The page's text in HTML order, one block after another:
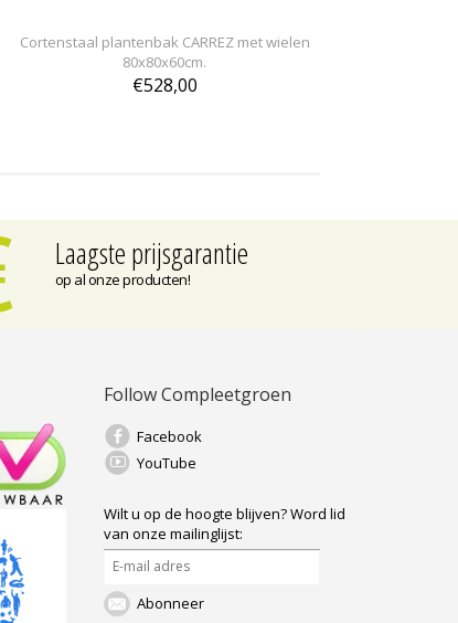
Cortenstaal plantenbak CARREZ met wielen
80x80x60cm.
€528,00
Laagste prijsgarantie
op al onze producten!
Follow Compleetgroen
Facebook
YouTube
Wilt u op de hoogte blijven?Word lid
van onze mailinglijst:
Abonneer